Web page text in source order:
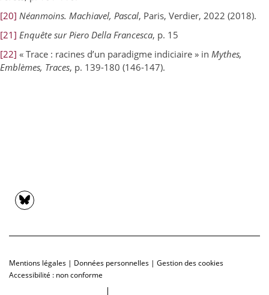
[20] Néanmoins. Machiavel, Pascal, Paris, Verdier, 2022 (2018).
[21] Enquête sur Piero Della Francesca, p. 15
[22] « Trace : racines d’un paradigme indiciaire » in Mythes,
Emblèmes, Traces, p. 139-180 (146-147).
Mentions légales | Données personnelles | Gestion des cookies
Accessibilité : non conforme